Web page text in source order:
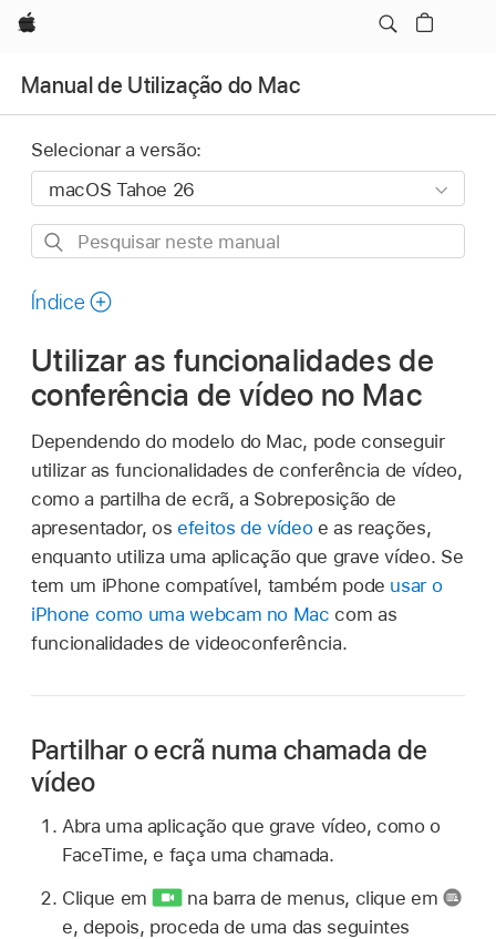
Apple
Manual de Utilização do Mac
Selecionar a versão:
Pesquisar
manual
Índice
Utilizar as funcionalidades de
conferência de vídeo no Mac
Dependendo do modelo do Mac, pode conseguir
utilizar as funcionalidades de conferência de vídeo,
como a partilha de ecrã, a Sobreposição de
apresentador, os efeitos de vídeoe as reações,
enquanto utiliza uma aplicação que grave vídeo. Se
tem um iPhone compatível, também pode usar o
iPhone como uma webcam no Mac com as
funcionalidades de videoconferência.
Partilhar o ecrã numa chamada de
vídeo
Abra uma aplicação que grave vídeo, como o
FaceTime, e faça uma chamada.
Clique em
na barra de menus, clique em
e, depois, proceda de uma das seguintes